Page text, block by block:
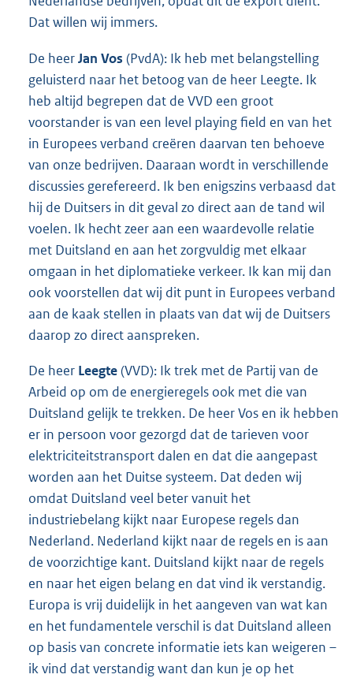
Dat willen wij immers.
De heerJan Vos (PvdA): Ik heb met belangstelling
geluisterd naar het betoog van de heer Leegte. Ik
heb altijd begrepen dat de VVD een groot
voorstander is van een level playing field en van het
in Europees verband creëren daarvan ten behoeve
van onze bedrijven. Daaraan wordt in verschillende
discussies gerefereerd. Ik ben enigszins verbaasd dat
hij de Duitsers in dit geval zo direct aan de tand wil
voelen. Ik hecht zeer aan een waardevolle relatie
met Duitsland en aan het zorgvuldig met elkaar
omgaan in het diplomatieke verkeer. Ik kan mij dan
ook voorstellen dat wij dit punt in Europees verband
aan de kaak stellen in plaats van dat wij de Duitsers
daarop zo direct aanspreken.
De heer Leegte(VVD): Ik trek met de Partij van de
Arbeid op om de energieregels ook met die van
Duitsland gelijk te trekken. De heer Vos en ik hebben
er in persoon voor gezorgd dat de tarieven voor
elektriciteitstransport dalen en dat die aangepast
worden aan het Duitse systeem. Dat deden wij
omdat Duitsland veel beter vanuit het
industriebelang kijkt naar Europese regels dan
Nederland. Nederland kijkt naar de regels en is aan
de voorzichtige kant. Duitsland kijkt naar de regels
en naar het eigen belang en dat vind ik verstandig.
Europa is vrij duidelijk in het aangeven van wat kan
en het fundamentele verschil is dat Duitsland alleen
op basis van concrete informatie iets kan weigeren –
ik vind dat verstandig want dan kun je op het